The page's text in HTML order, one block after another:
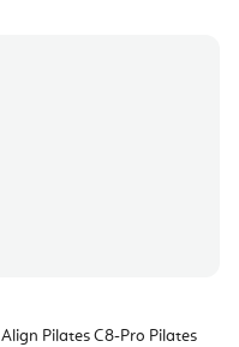
Align Pilates C8-Pro Pilates